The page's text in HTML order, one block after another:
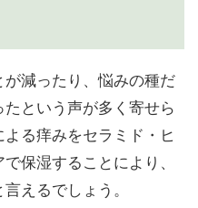
減ったり、悩みの種だ
という声が多く寄せら
る痒みをセラミド・ヒ
保湿することにより、
えるでしょう。